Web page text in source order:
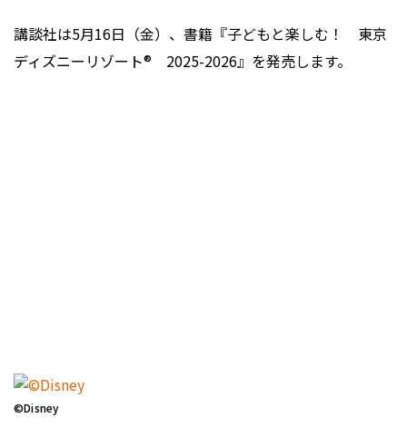
講談社は5月16日（金）、書籍『子どもと楽しむ！ 東京
ディズニーリゾート® 2025-2026』を発売します。
©Disney